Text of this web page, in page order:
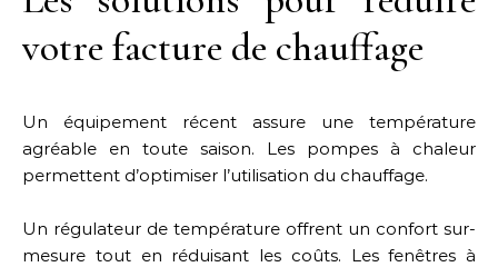
votre facture de chauffage
Un équipement récent assure une température
agréable en toute saison. Les pompes à chaleur
permettent d’optimiser l’utilisation du chauffage.
Un régulateur de température offrent un confort sur-
mesure tout en réduisant les coûts. Les fenêtres à